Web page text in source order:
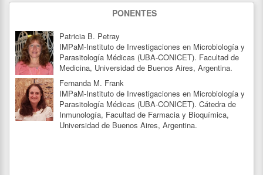
PONENTES
Patricia B. Petray
IMPaM-Instituto de Investigaciones en Microbiología y
Parasitología Médicas (UBA-CONICET). Facultad de
Medicina, Universidad de Buenos Aires, Argentina.
Fernanda M. Frank
IMPaM-Instituto de Investigaciones en Microbiología y
Parasitología Médicas (UBA-CONICET). Cátedra de
Inmunología, Facultad de Farmacia y Bioquímica,
Universidad de Buenos Aires, Argentina.